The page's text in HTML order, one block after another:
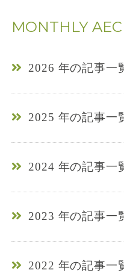
MONTHLY
2026 年の記事一
2025 年の記事一
2024 年の記事一
2023 年の記事一
2022 年の記事一